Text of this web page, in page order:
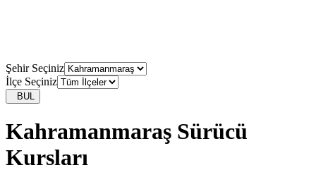
Şehir Seçiniz
İlçe Seçiniz
BUL
Kahramanmaraş Sürücü
Kursları